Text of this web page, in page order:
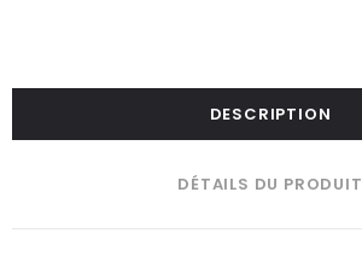
DESCRIPTION
DÉTAILS DU PRODUIT